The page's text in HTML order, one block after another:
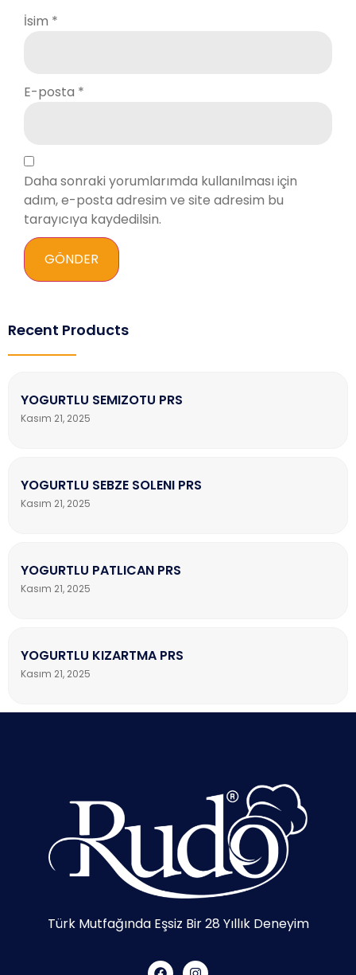
İsim *
E-posta *
Daha sonraki yorumlarımda kullanılması için
adım, e-posta adresim ve site adresim bu
tarayıcıya kaydedilsin.
Recent Products
YOGURTLU SEMIZOTU PRS
Kasım 21, 2025
YOGURTLU SEBZE SOLENI PRS
Kasım 21, 2025
YOGURTLU PATLICAN PRS
Kasım 21, 2025
YOGURTLU KIZARTMA PRS
Kasım 21, 2025
Türk Mutfağında Eşsiz Bir 28 Yıllık Deneyim